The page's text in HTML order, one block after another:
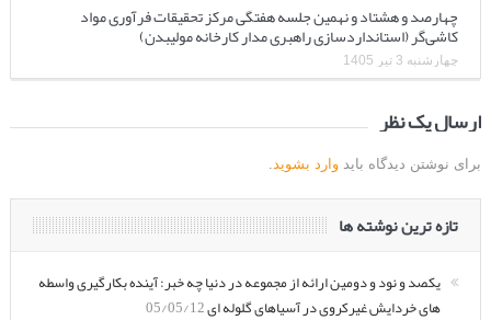
چهارصد و هشتاد و نهمین جلسه هفتگی مرکز تحقیقات فرآوری مواد
کاشی‌گر (استانداردسازی راهبری مدار کارخانه مولیبدن)
چهارشنبه 3 تیر 1405
ارسال یک نظر
برای نوشتن دیدگاه باید وارد بشوید.
تازه ترین نوشته ها
یکصد و نود و دومین ارائه از مجموعه در دنیا چه خبر: آینده بکارگیری واسطه
های خردایش غیرکروی در آسیاهای گلوله ای05/05/12